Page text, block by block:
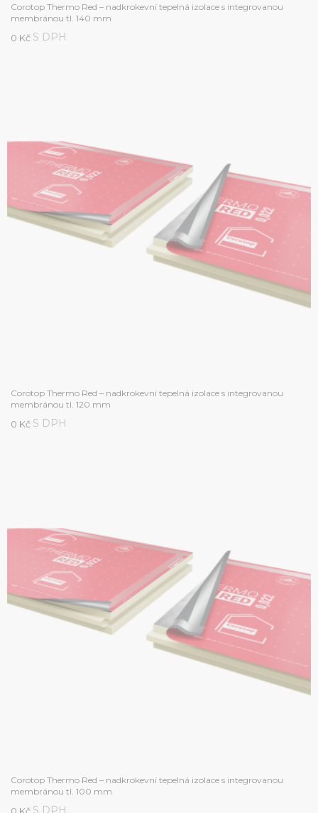
Corotop Thermo Red – nadkrokevní tepelná izolace s integrovanou
membránou tl. 140 mm
0 Kč S DPH
Corotop Thermo Red – nadkrokevní tepelná izolace s integrovanou
membránou tl. 120 mm
0 Kč S DPH
Corotop Thermo Red – nadkrokevní tepelná izolace s integrovanou
membránou tl. 100 mm
S DPH